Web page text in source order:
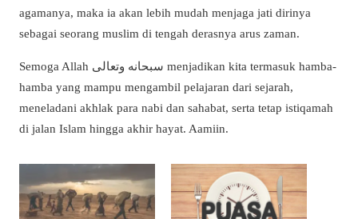
agamanya, maka ia akan lebih mudah menjaga jati dirinya
sebagai seorang muslim di tengah derasnya arus zaman.
Semoga Allah سبحانه وتعالى menjadikan kita termasuk hamba-
hamba yang mampu mengambil pelajaran dari sejarah,
meneladani akhlak para nabi dan sahabat, serta tetap istiqamah
di jalan Islam hingga akhir hayat. Aamiin.